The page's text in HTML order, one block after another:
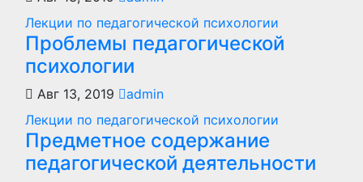
Лекции по педагогической психологии
Проблемы педагогической
психологии
Авг 13, 2019
admin
Лекции по педагогической психологии
Предметное содержание
педагогической деятельности